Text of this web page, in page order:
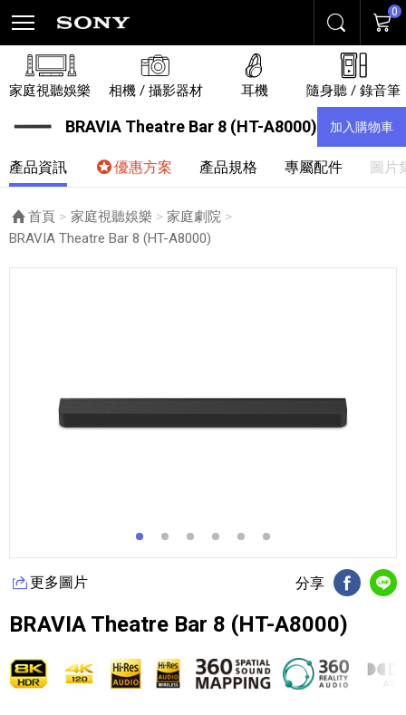
搜尋 購物
0
家庭視聽娛樂 相機 / 攝影器材 耳機 隨身聽 / 錄音筆
BRAVIA Theatre Bar 8 (HT-A8000) 加入購物車
產品資訊 優惠方案 產品規格 專屬配件 圖片
首頁 家庭視聽娛樂
家庭劇院
目前頁面：
BRAVIA Theatre Bar 8 (HT-A8000)
更多圖片 分享
FB分享
BRAVIA Theatre Bar 8 (HT-A8000)